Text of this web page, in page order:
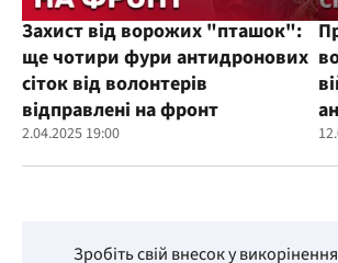
Захист від ворожих "пташок":
ще чотири фури антидронових
сіток від волонтерів
відправлені на фронт
2.04.2025 19:00
Зробіть свій внесок у